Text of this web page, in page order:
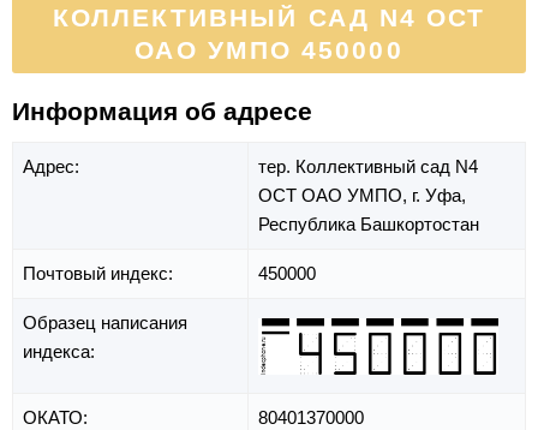
КОЛЛЕКТИВНЫЙ САД N4 ОСТ
ОАО УМПО 450000
Информация об адресе
Адрес:
тер. Коллективный сад N4
ОСТ ОАО УМПО, г. Уфа,
Республика Башкортостан
Почтовый индекс: 450000
Образец написания
индекса:
ОКАТО: 80401370000